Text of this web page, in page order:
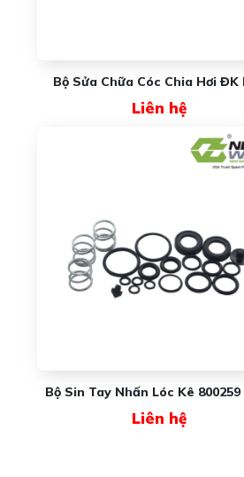
Bộ Sửa Chữa Cóc Chia Hơi ĐK
Liên hệ
Bộ Sin Tay Nhấn Lóc Kê 800259
Liên hệ